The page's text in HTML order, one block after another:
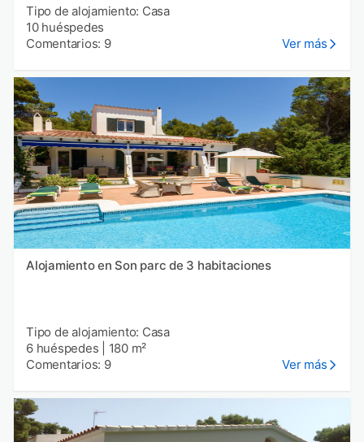
Tipo de alojamiento: Casa
10 huéspedes
Comentarios: 9
Ver más
Alojamiento en Son parc de 3 habitaciones
Tipo de alojamiento: Casa
6 huéspedes
180 m²
Comentarios: 9
Ver más